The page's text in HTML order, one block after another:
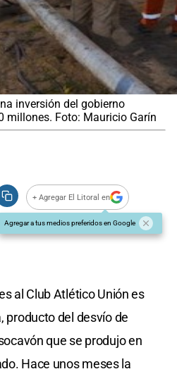
inversión del gobierno
millones. Foto: Mauricio Garín
+ Agregar El Litoral en
Agregar a tus medios preferidos en Google
al Club Atlético Unión es
producto del desvío de
que se produjo en
Hace unos meses la